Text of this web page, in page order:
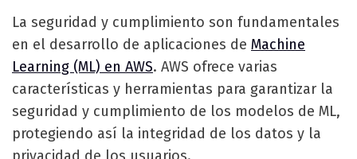
La seguridad y cumplimiento son fundamentales
en el desarrollo de aplicaciones de Machine
Learning (ML) en AWS. AWS ofrece varias
características y herramientas para garantizar la
seguridad y cumplimiento de los modelos de ML,
protegiendo así la integridad de los datos y la